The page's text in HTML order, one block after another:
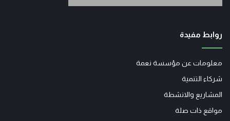
روابط مفيدة
معلومات عن مؤسسة نعمة
شركاء التنمية
المشاريع والانشطة
مواقع ذات صلة